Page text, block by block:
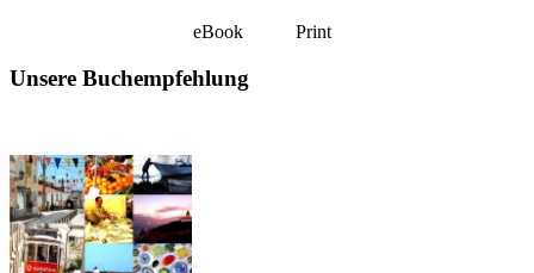
eBook Print
Unsere Buchempfehlung